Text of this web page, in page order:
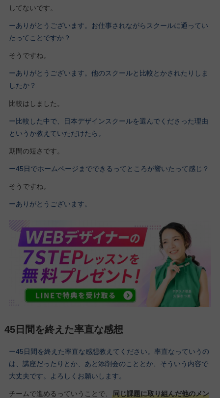
してないです。
ーありがとうございます。お仕事されながらスクールに通ってい
たってことですか？
そうですね。
ーありがとうございます。他のスクールと比較とかされたりしま
したか？
比較はしました。
ー比較した中で、日本デザインスクールを選んでくださった理由
というか教えていただけたら。
期間の短さです。
ー45日でホームページまでできるってところが響いたって感じ？
そうですね。
ーありがとうございます。
45日間を終えた率直な感想
ー45日間を終えた率直な感想教えてください。率直なっていうの
は、講座だったりとか、あと添削会のこととか、そういう内容で
大丈夫です。よろしくお願いします。
チームで進めるっていうことで、 同じ課題に取り組んだ他のメン